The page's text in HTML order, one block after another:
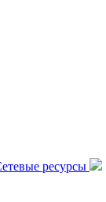
ресурсы